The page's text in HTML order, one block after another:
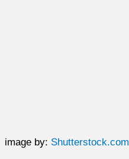
image by: Shutterstock.com